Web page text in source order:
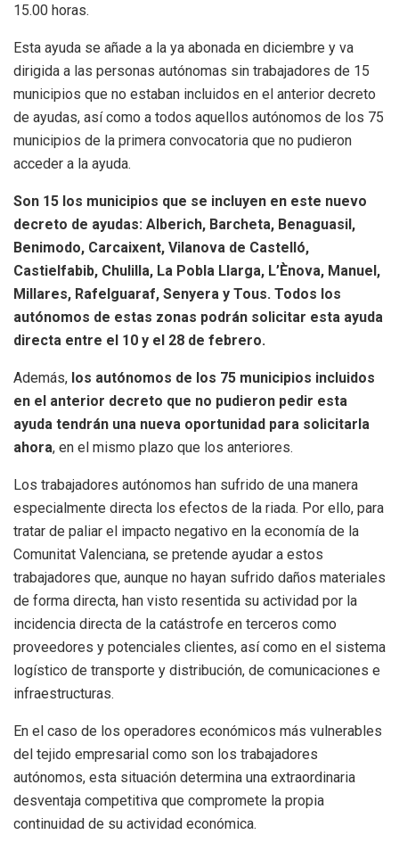
15.00 horas.
Esta ayuda se añade a la ya abonada en diciembre y va
dirigida a las personas autónomas sin trabajadores de 15
municipios que no estaban incluidos en el anterior decreto
de ayudas, así como a todos aquellos autónomos de los 75
municipios de la primera convocatoria que no pudieron
acceder a la ayuda.
Son 15 los municipios que se incluyen en este nuevo
decreto de ayudas: Alberich, Barcheta, Benaguasil,
Benimodo, Carcaixent, Vilanova de Castelló,
Castielfabib, Chulilla, La Pobla Llarga, L’Ènova, Manuel,
Millares, Rafelguaraf, Senyera y Tous. Todos los
autónomos de estas zonas podrán solicitar esta ayuda
directa entre el 10 y el 28 de febrero.
Además, los autónomos de los 75 municipios incluidos
en el anterior decreto que no pudieron pedir esta
ayuda tendrán una nueva oportunidad para solicitarla
ahora, en el mismo plazo que los anteriores.
Los trabajadores autónomos han sufrido de una manera
especialmente directa los efectos de la riada. Por ello, para
tratar de paliar el impacto negativo en la economía de la
Comunitat Valenciana, se pretende ayudar a estos
trabajadores que, aunque no hayan sufrido daños materiales
de forma directa, han visto resentida su actividad por la
incidencia directa de la catástrofe en terceros como
proveedores y potenciales clientes, así como en el sistema
logístico de transporte y distribución, de comunicaciones e
infraestructuras.
En el caso de los operadores económicos más vulnerables
del tejido empresarial como son los trabajadores
autónomos, esta situación determina una extraordinaria
desventaja competitiva que compromete la propia
continuidad de su actividad económica.